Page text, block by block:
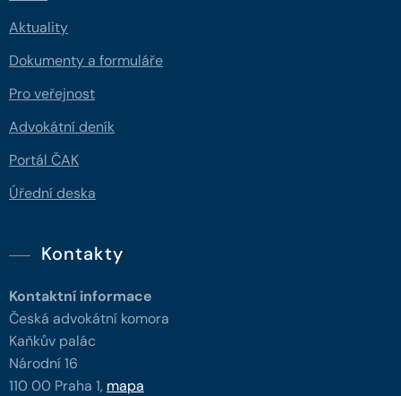
Aktuality
Dokumenty a formuláře
Pro veřejnost
Advokátní deník
Portál ČAK
Úřední deska
Kontakty
Kontaktní informace
Česká advokátní komora
Kaňkův palác
Národní 16
110 00 Praha 1, mapa